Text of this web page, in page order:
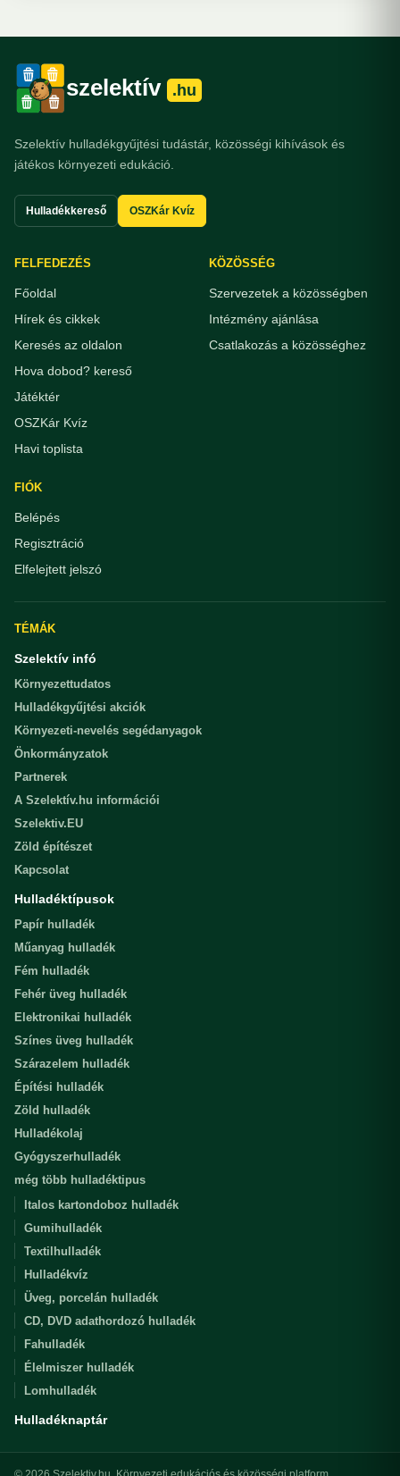
szelektív .hu
Szelektív hulladékgyűjtési tudástár, közösségi kihívások és
játékos környezeti edukáció.
Hulladékkereső OSZKár Kvíz
FELFEDEZÉS
Főoldal
Hírek és cikkek
Keresés az oldalon
Hova dobod? kereső
Játéktér
OSZKár Kvíz
Havi toplista
KÖZÖSSÉG
Szervezetek a közösségben
Intézmény ajánlása
Csatlakozás a közösséghez
FIÓK
Belépés
Regisztráció
Elfelejtett jelszó
TÉMÁK
Szelektív infó
Környezettudatos
Hulladékgyűjtési akciók
Környezeti-nevelés segédanyagok
Önkormányzatok
Partnerek
A Szelektív.hu információi
Szelektiv.EU
Zöld építészet
Kapcsolat
Hulladéktípusok
Papír hulladék
Műanyag hulladék
Fém hulladék
Fehér üveg hulladék
Elektronikai hulladék
Színes üveg hulladék
Szárazelem hulladék
Építési hulladék
Zöld hulladék
Hulladékolaj
Gyógyszerhulladék
még több hulladéktipus
Italos kartondoboz hulladék
Gumihulladék
Textilhulladék
Hulladékvíz
Üveg, porcelán hulladék
CD, DVD adathordozó hulladék
Fahulladék
Élelmiszer hulladék
Lomhulladék
Hulladéknaptár